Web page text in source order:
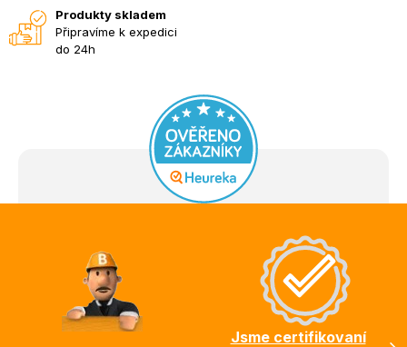
Produkty skladem
Připravíme k expedici
do 24h
Jsme certifikovaní